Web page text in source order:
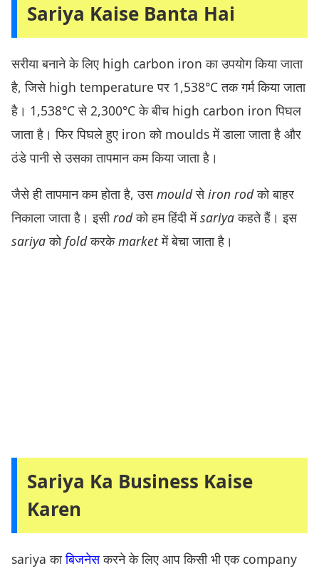
Sariya Kaise Banta Hai
सरीया बनाने के लिए high carbon iron का उपयोग किया जाता
है, जिसे high temperature पर 1,538°C तक गर्म किया जाता
है। 1,538°C से 2,300°C के बीच high carbon iron पिघल
जाता है। फिर पिघले हुए iron को moulds में डाला जाता है और
ठंडे पानी से उसका तापमान कम किया जाता है।
जैसे ही तापमान कम होता है, उसmouldसेiron rodको बाहर
निकाला जाता है। इसीrodको हम हिंदी मेंsariyaकहते हैं। इस
sariyaको foldकरकेmarketमें बेचा जाता है।
Sariya Ka Business Kaise
Karen
sariya काबिजनेसकरने के लिए आप किसी भी एक company